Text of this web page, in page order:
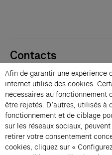
Contacts
Membres
Presse
Privatisations
Changer de langue
Inscription à la
Afin de garantir une expérience
internet utilise des cookies.
nécessaires au fonctionnement
être rejetés. D’autres, utilisés à
fonctionnement et de ciblage
sur les réseaux sociaux,
retirer votre consentement
cookies, cliquez sur «